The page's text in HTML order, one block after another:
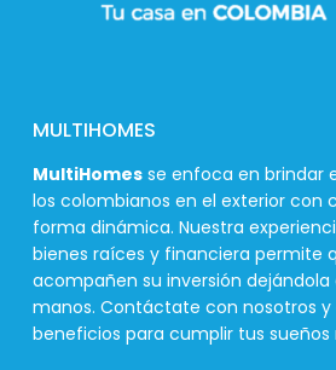
MULTIHOMES
MultiHomes se enfoca en brindar
los colombianos en el exterior con
forma dinámica. Nuestra
bienes raíces y financiera permite
acompañen su inversión dejándola
manos. Contáctate con nosotros
beneficios para cumplir tus sueños